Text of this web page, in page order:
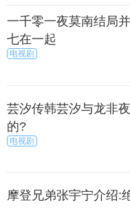
一开始的时候周莹
莹确实是把怀先当
的老夫人吵了一架后
想到怀先竟然被狼追赶
为了救怀先，不仅
他，最后和周莹的
子一般。
一千零一夜莫南结局
七在一起
电视剧
芸汐传韩芸汐与龙非
的?
电视剧
摩登兄弟张宇宁介绍: